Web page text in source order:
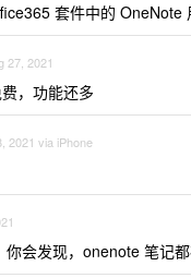
套件中的 OneNote
27, 2021
，功能还多
2021 via iPhone
会发现，onenote 笔记都